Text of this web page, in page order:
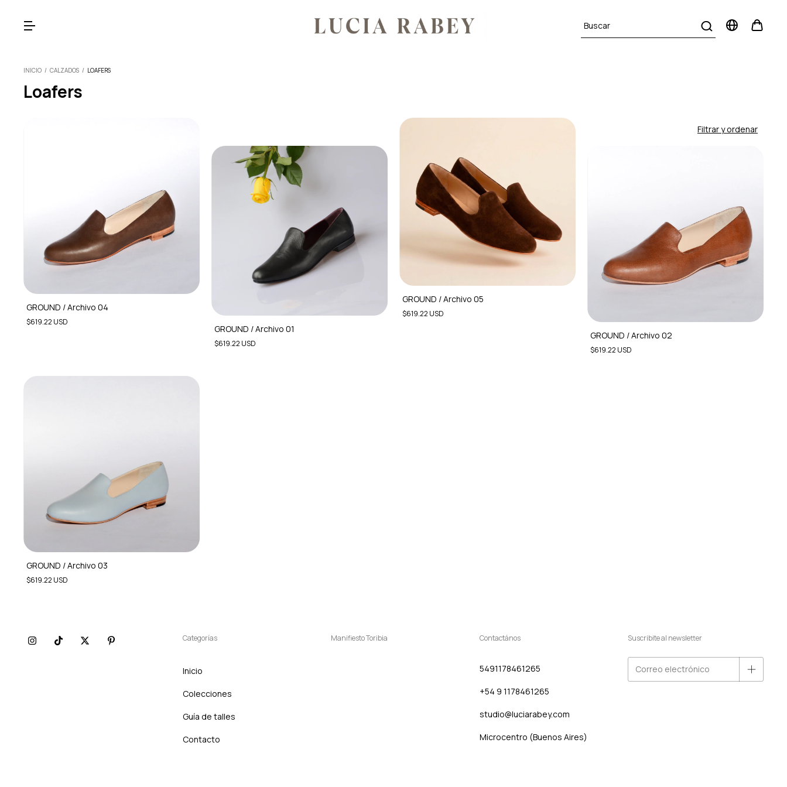
INICIO / CALZADOS / LOAFERS
Loafers
Filtrar y ordenar
GROUND / Archivo 04
$619.22 USD
GROUND / Archivo 01
$619.22 USD
GROUND / Archivo 05
$619.22 USD
GROUND / Archivo 02
$619.22 USD
GROUND / Archivo 03
$619.22 USD
Categorías
Inicio
Colecciones
Guía de talles
Contacto
Manifiesto Toribia Contactános
5491178461265
+54 9 1178461265
studio@luciarabey.com
Microcentro (Buenos Aires)
Suscribite al newsletter